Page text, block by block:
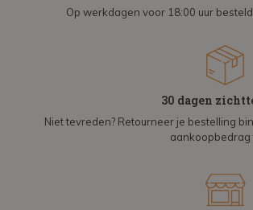
Op werkdagen voor 18:00 uur
30 dagen
Niet tevreden? Retourneer je bestelling
aankoopbedrag